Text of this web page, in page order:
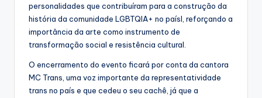
personalidades que contribuíram para a construção da
história da comunidade LGBTQIA+ no paísl, reforçando a
importância da arte como instrumento de
transformação social e resistência cultural.
O encerramento do evento ficará por conta da cantora
MC Trans, uma voz importante da representatividade
trans no país e que cedeu o seu cachê, já que a